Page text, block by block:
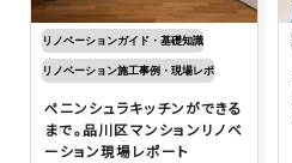
リノベーションガイド・基礎知識
リノベーション施工事例・現場レポ
ペニンシュラキッチンができる
まで。品川区マンションリノベ
ーション現場レポート